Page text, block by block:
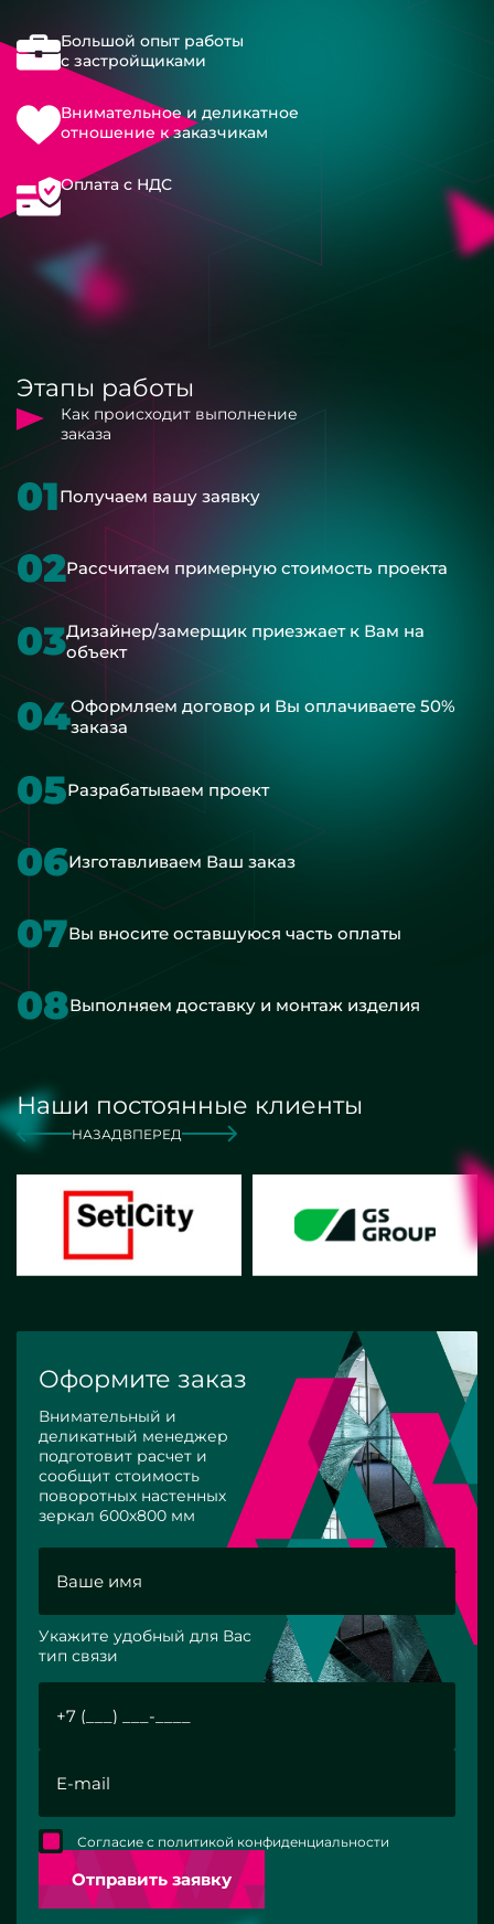
Большой опыт работы
с застройщиками
Внимательное и деликатное
отношение к заказчикам
Оплата с НДС
Этапы работы
Как происходит выполнение
заказа
01Получаем вашу заявку
02Рассчитаем примерную стоимость проекта
03Дизайнер/замерщик приезжает к Вам на
объект
04Оформляем договор и Вы оплачиваете 50%
заказа
05Разрабатываем проект
06Изготавливаем Ваш заказ
07Вы вносите оставшуюся часть оплаты
08Выполняем доставку и монтаж изделия
Наши постоянные клиенты
НАЗАД ВПЕРЕД
Оформите заказ
Внимательный и
деликатный менеджер
подготовит расчет и
сообщит стоимость
поворотных настенных
зеркал 600х800 мм
Укажите удобный для Вас
тип связи
Отправить заявку
Согласие с политикой конфиденциальности